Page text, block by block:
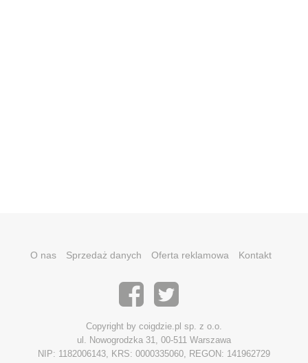
O nas Sprzedaż danych Oferta reklamowa Kontakt
Copyright by coigdzie.pl sp. z o.o.
ul. Nowogrodzka 31, 00-511 Warszawa
NIP: 1182006143, KRS: 0000335060, REGON: 141962729